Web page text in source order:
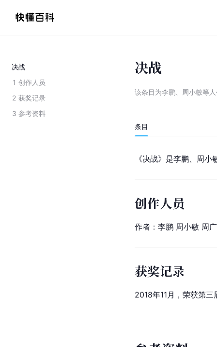
决战
1 创作人员
2 获奖记录
3 参考资料
决战
该条目为李鹏、周小敏等
条目
《决战》是李鹏、周
创作人员
作者：李鹏 周小敏 周
获奖记录
2018年11月，荣获第三